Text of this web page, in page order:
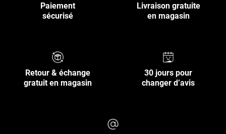
Paiement
sécurisé
Livraison gratuite
en magasin
Retour & échange
gratuit en magasin
30 jours pour
changer d’avis